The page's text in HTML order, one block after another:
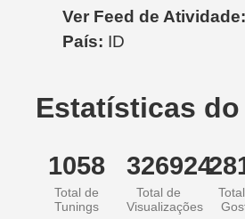
Ver Feed de Atividade:
País: ID
Estatísticas
1058
Total de
Tunings
326924
Total de
Visualizações